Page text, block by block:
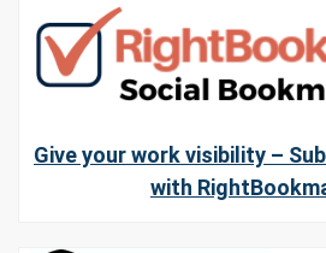
Give your work visibility –
with